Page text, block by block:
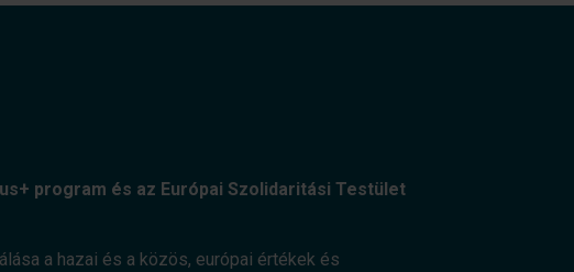
program és az Európai Szolidaritási Testület
a hazai és a közös, európai értékek és